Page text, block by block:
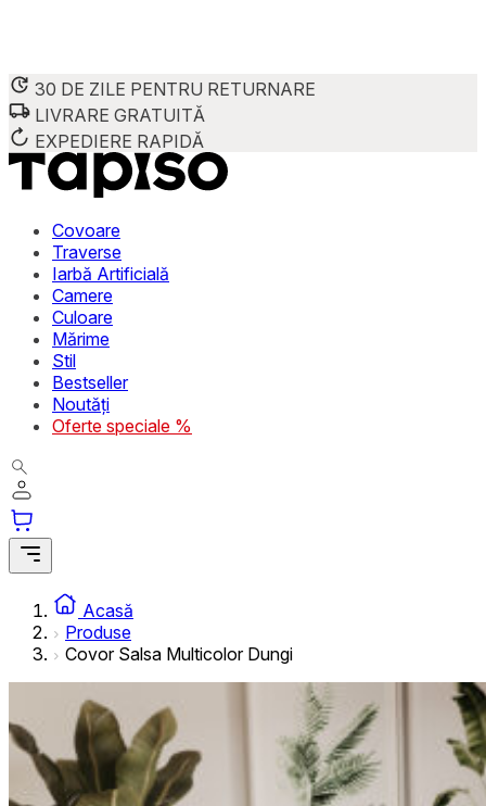
30 DE ZILE PENTRU RETURNARE
LIVRARE GRATUITĂ
EXPEDIERE RAPIDĂ
Covoare
Traverse
Iarbă Artificială
Camere
Culoare
Mărime
Stil
Bestseller
Noutăți
Oferte speciale %
Acasă
Produse
Covor Salsa Multicolor Dungi
Folosim cookie-uri pentru a personaliza conținutul și
Împărtășim informații despre modul în care utilizezi
combina aceste informații cu alte date primite de la tine
stochează date care permit identificarea persoanei.
preferată sau regiunea în care se află utilizatorul.
Statistică
interesante pentru utilizatori și, astfel, mai valoroase
Cookie-urile neclasificate
Cookie-urile neclasificate sunt cookie-uri aflate în